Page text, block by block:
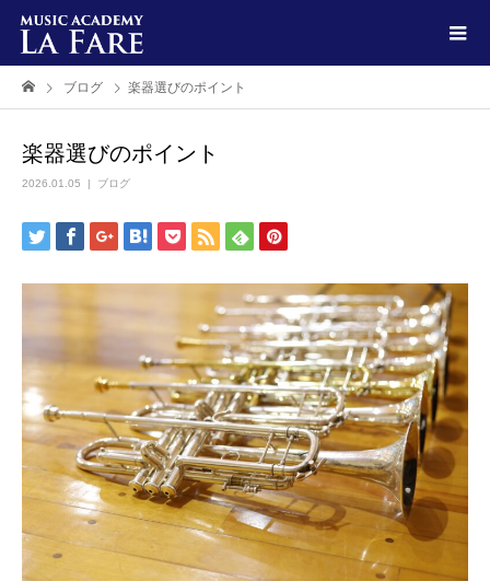
ブログ 楽器選びのポイント
楽器選びのポイント
2026.01.05 ブログ